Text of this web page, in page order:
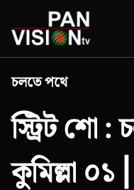
চলতে পথে
স্ট্রিট শো
কুমিল্লা ০১